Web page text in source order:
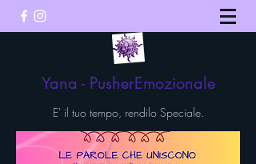
Yana - PusherEmozionale
E' il tuo tempo, rendilo Speciale.